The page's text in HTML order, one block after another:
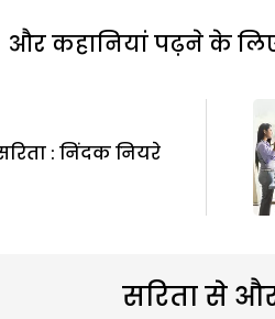
और कहानियां पढ़ने के
: निंदक नियरे
सरिता से